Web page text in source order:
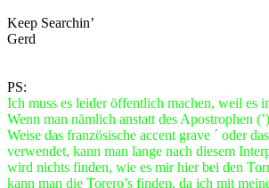
Keep Searchin’
Gerd
PS:
Ich muss es leider öffentlich machen, weil es
Wenn man nämlich anstatt des Apostrophen
Weise das französische accent grave ´ oder
verwendet, kann man lange nach diesem
wird nichts finden, wie es mir hier bei den
kann man die Torero’s finden, da ich mit